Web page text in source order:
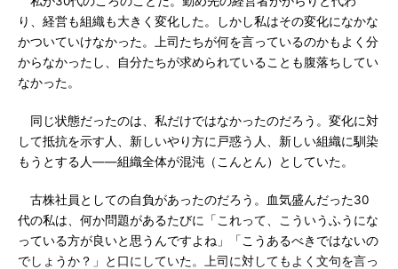
り、経営も組織も大きく変化した。しかし私はその変化になかな
かついていけなかった。上司たちが何を言っているのかもよく分
からなかったし、自分たちが求められていることも腹落ちしてい
なかった。
同じ状態だったのは、私だけではなかったのだろう。変化に対
して抵抗を示す人、新しいやり方に戸惑う人、新しい組織に馴染
もうとする人――組織全体が混沌（こんとん）としていた。
古株社員としての自負があったのだろう。血気盛んだった30
代の私は、何か問題があるたびに「これって、こういうふうにな
っている方が良いと思うんですよね」「こうあるべきではないの
でしょうか？」と口にしていた。上司に対してもよく文句を言っ